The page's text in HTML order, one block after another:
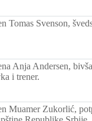
Tomas Svenson,
Anja Andersen,
i trener.
Muamer Zukorlić,